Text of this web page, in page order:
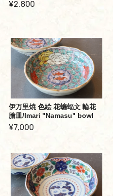
¥2,800
伊万里焼 色絵 花蝙蝠文 輪花
膾皿/Imari "Namasu" bowl
¥7,000